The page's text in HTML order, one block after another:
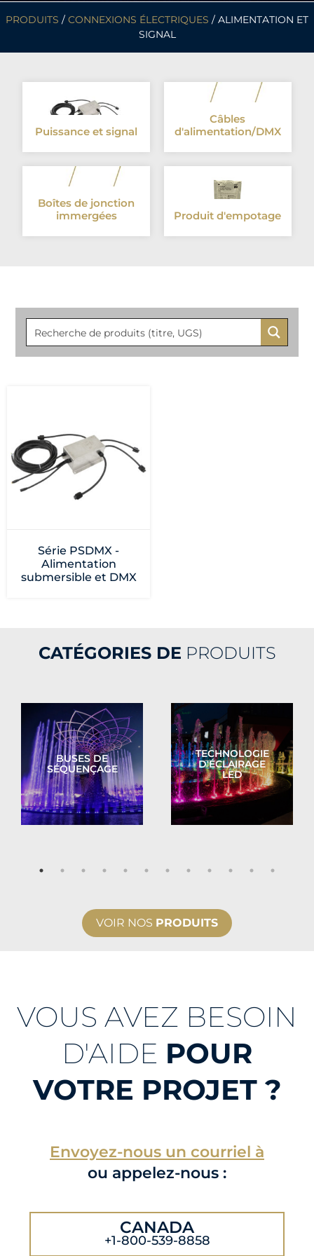
PRODUITS / CONNEXIONS ÉLECTRIQUES / ALIMENTATION ET
SIGNAL
Puissance et signal
Câbles
d'alimentation/DMX
Boîtes de jonction
immergées
Produit d'empotage
Série PSDMX -
Alimentation
submersible et DMX
CATÉGORIES DE PRODUITS
BUSES DE
SÉQUENÇAGE
TECHNOLOGIE
D'ÉCLAIRAGE
LED
VOIR NOS PRODUITS
VOUS AVEZ BESOIN
D'AIDE POUR
VOTRE PROJET ?
Envoyez-nous un courriel à
ou appelez-nous :
CANADA
+1-800-539-8858